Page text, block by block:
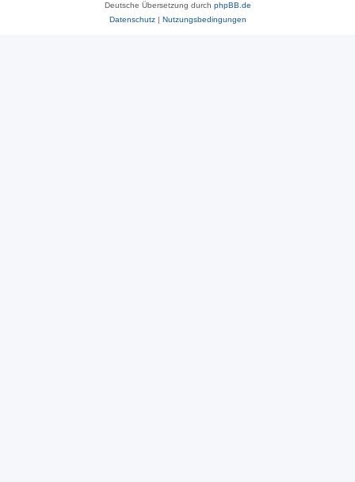
Deutsche Übersetzung durch phpBB.de
Datenschutz| Nutzungsbedingungen